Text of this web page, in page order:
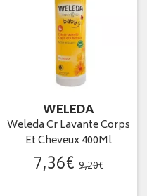
WELEDA
Weleda Cr Lavante Corps
Et Cheveux 400Ml
7,36€ 9,20€